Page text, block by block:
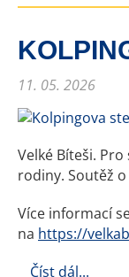
11. 05. 2026
Velké Bíteši.
rodiny. Soutěž
Více informací
na https://
Číst dál...